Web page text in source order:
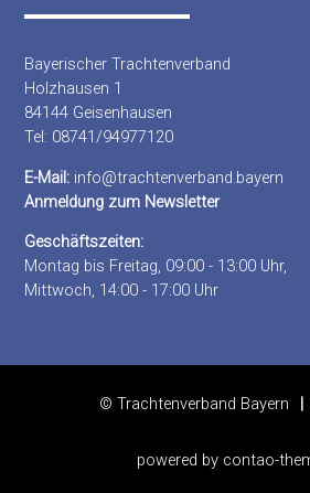
Bayerischer Trachtenverband
Holzhausen 1
84144 Geisenhausen
Tel: 08741/94977120
E-Mail: info@trachtenverband.bayern
Anmeldung zum Newsletter
Geschäftszeiten:
Montag bis Freitag, 09:00 - 13:00 Uhr,
Mittwoch, 14:00 - 17:00 Uhr
© Trachtenverband Bayern
powered by contao-